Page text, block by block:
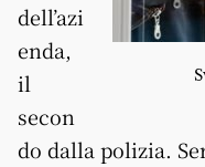
dell’azi
enda,
il
secon
do dalla polizia.